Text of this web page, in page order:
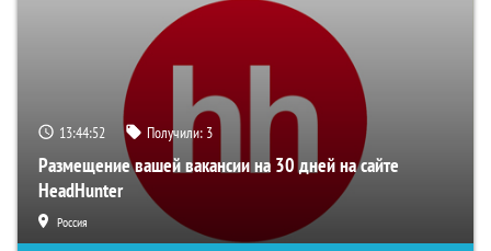
13:44:51 Получили: 3
Размещение вашей вакансии на 30 дней на сайте
HeadHunter
Россия